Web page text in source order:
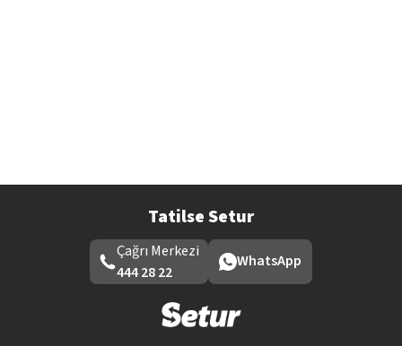
Tatilse Setur
Çağrı Merkezi
444 28 22
WhatsApp